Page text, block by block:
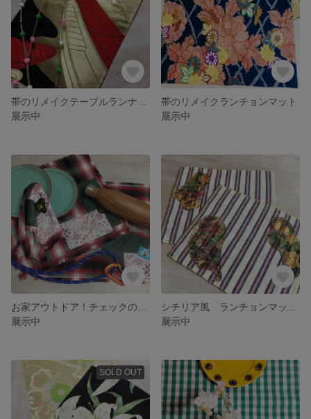
展示中
帯のリメイクランチョンマット
展示中
展示中
展示中
SOLD OUT